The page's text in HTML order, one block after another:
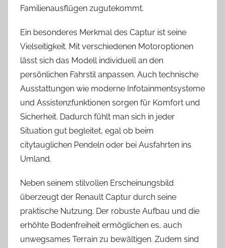
Familienausflügen zugutekommt.
Ein besonderes Merkmal des Captur ist seine
Vielseitigkeit. Mit verschiedenen Motoroptionen
lässt sich das Modell individuell an den
persönlichen Fahrstil anpassen. Auch technische
Ausstattungen wie moderne Infotainmentsysteme
und Assistenzfunktionen sorgen für Komfort und
Sicherheit. Dadurch fühlt man sich in jeder
Situation gut begleitet, egal ob beim
citytauglichen Pendeln oder bei Ausfahrten ins
Umland.
Neben seinem stilvollen Erscheinungsbild
überzeugt der Renault Captur durch seine
praktische Nutzung. Der robuste Aufbau und die
erhöhte Bodenfreiheit ermöglichen es, auch
unwegsames Terrain zu bewältigen. Zudem sind